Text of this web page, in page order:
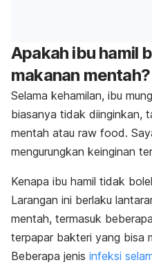
Apakah ibu hamil
makanan mentah?
Selama kehamilan, ibu
biasanya tidak diinginkan,
mentah atau raw food.
mengurungkan keinginan
Kenapa ibu hamil tidak
Larangan ini berlaku
mentah, termasuk
terpapar bakteri yang bisa
Beberapa jenis infeksi